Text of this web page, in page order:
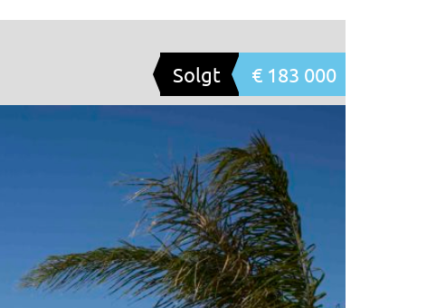
Solgt € 183 000